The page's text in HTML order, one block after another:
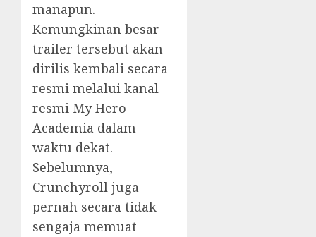
manapun.
Kemungkinan besar
trailer tersebut akan
dirilis kembali secara
resmi melalui kanal
resmi My Hero
Academia dalam
waktu dekat.
Sebelumnya,
Crunchyroll juga
pernah secara tidak
sengaja memuat